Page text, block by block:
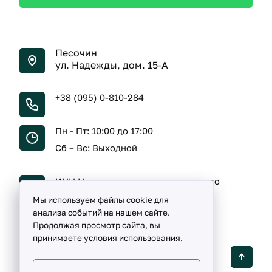
Песочин
ул. Надежды, дом. 15-А
+38 (095) 0-810-284
Пн - Пт: 10:00 до 17:00
Сб – Вс: Выходной
ИНН Надежные запчасти для вашего
автомобиля
Мы используем файлы cookie для
анализа событий на нашем сайте.
Продолжая просмотр сайта, вы
принимаете условия использования.